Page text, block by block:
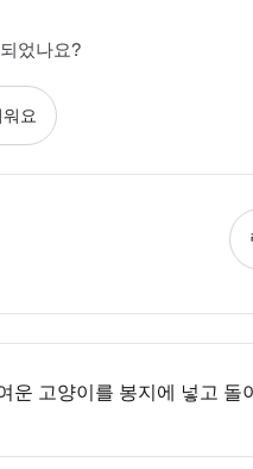
었나요?
요
운 고양이를 봉지에 넣고 돌